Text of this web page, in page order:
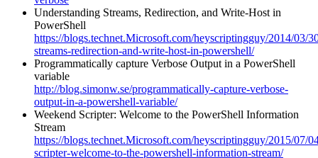
Understanding Streams, Redirection, and Write-Host in
PowerShell
https://blogs.technet.Microsoft.com/heyscriptingguy/2014/03/
streams-redirection-and-write-host-in-powershell/
Programmatically capture Verbose Output in a PowerShell
variable
http://blog.simonw.se/programmatically-capture-verbose-
output-in-a-powershell-variable/
Weekend Scripter: Welcome to the PowerShell Information
Stream
https://blogs.technet.Microsoft.com/heyscriptingguy/2015/07/
scripter-welcome-to-the-powershell-information-stream/